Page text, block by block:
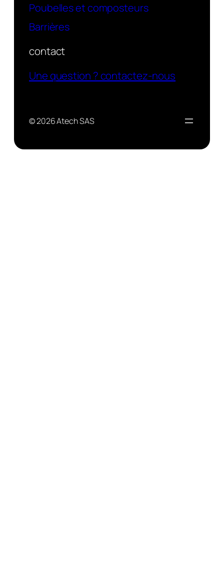
Poubelles et composteurs
Barrières
contact
Une question ? contactez-nous
© 2026 Atech SAS